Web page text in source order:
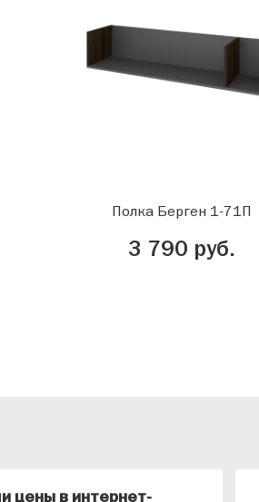
Полка Берген 1-71П
3 790 руб.
цены в интернет-